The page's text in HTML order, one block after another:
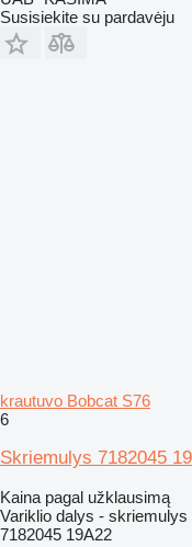
Susisiekite su pardavėju
krautuvo Bobcat S76
6
Skriemulys 7182045
Kaina pagal užklausimą
Variklio dalys - skriemulys
7182045 19A22